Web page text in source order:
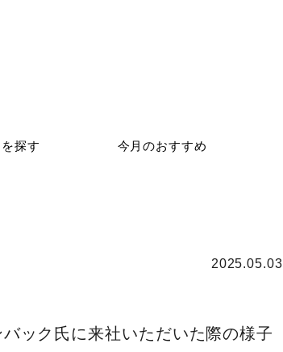
探す 今月のおすすめ
2025.05.03
ック氏に来社いただいた際の様子